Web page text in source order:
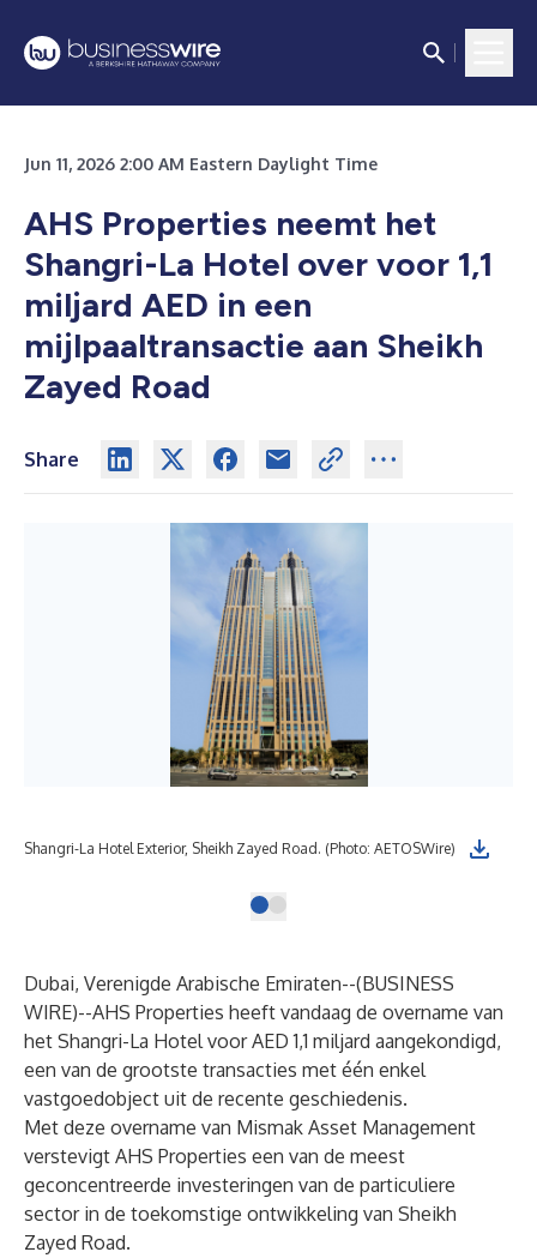
Jun 11, 2026 2:00 AM Eastern Daylight Time
AHS Properties neemt het
Shangri-La Hotel over voor 1,1
miljard AED in een
mijlpaaltransactie aan Sheikh
Zayed Road
Share
Shangri-La Hotel Exterior, Sheikh Zayed Road. (Photo: AETOSWire)
Dubai, Verenigde Arabische Emiraten--(BUSINESS
WIRE)--AHS Properties heeft vandaag de overname van
het Shangri-La Hotel voor AED 1,1 miljard aangekondigd,
een van de grootste transacties met één enkel
vastgoedobject uit de recente geschiedenis.
Met deze overname van Mismak Asset Management
verstevigt AHS Properties een van de meest
geconcentreerde investeringen van de particuliere
sector in de toekomstige ontwikkeling van Sheikh
Zayed Road.